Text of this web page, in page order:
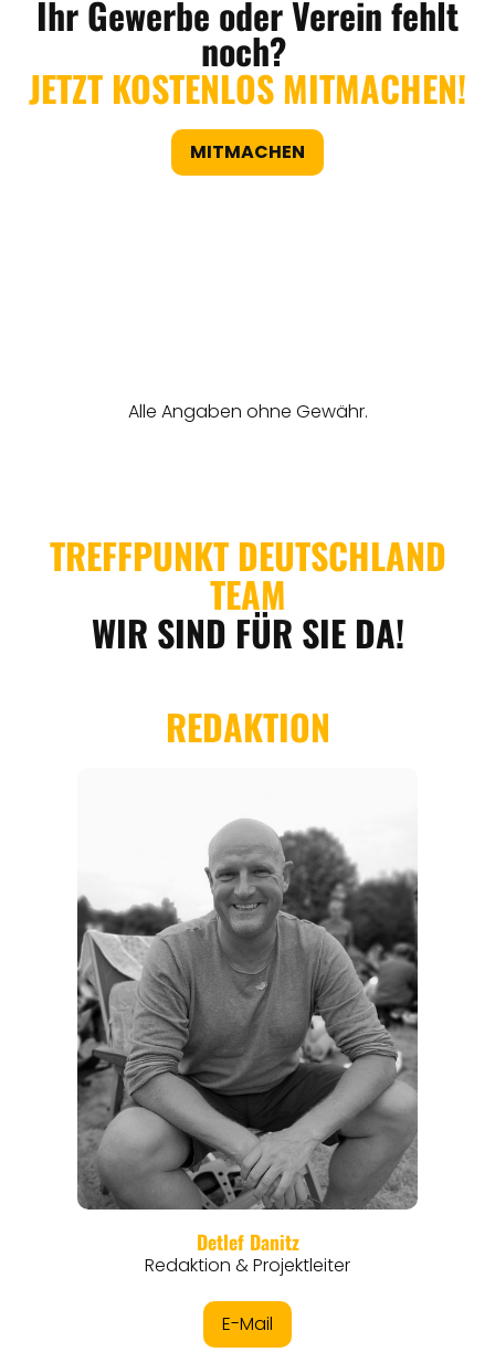
Ihr Gewerbe oder Verein fehlt
noch?
JETZT KOSTENLOS MITMACHEN!
MITMACHEN